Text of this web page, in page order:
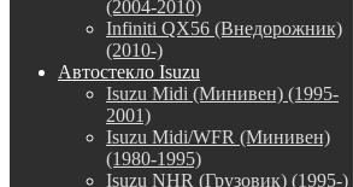
(2004-2010)
Infiniti QX56 (Внедорожник)
(2010-)
Автостекло Isuzu
Isuzu Midi (Минивен) (1995-
2001)
Isuzu Midi/WFR (Минивен)
(1980-1995)
Isuzu NHR (Грузовик) (1995-)